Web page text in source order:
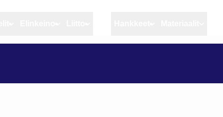
Artikkelit Elinkeino
Rannikko ja
Liitto
Liiton